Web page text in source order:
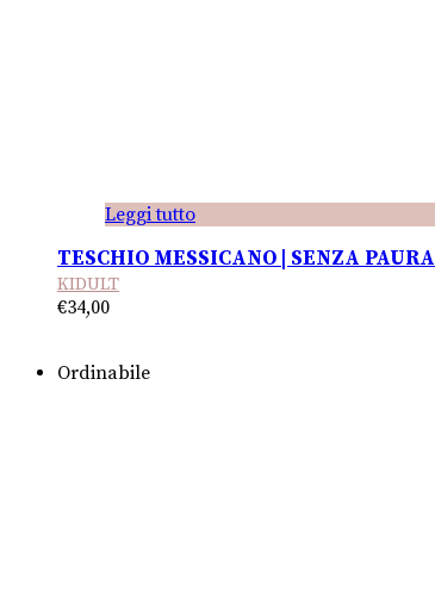
Leggi tutto
TESCHIO MESSICANO | SENZA PAURA
KIDULT
€34,00
Ordinabile